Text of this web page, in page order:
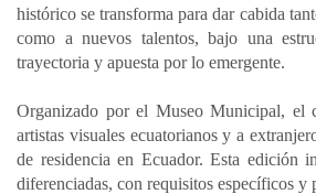
histórico se transforma para dar cabida
como a nuevos talentos, bajo una
trayectoria y apuesta por lo emergente.
Organizado por el Museo Municipal, el
artistas visuales ecuatorianos y a
de residencia en Ecuador. Esta edición
diferenciadas, con requisitos específicos y